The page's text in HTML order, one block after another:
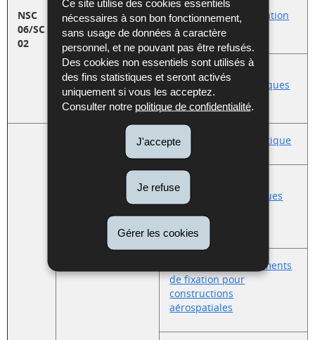
Ce site utilise des cookies essentiels
nécessaires à son bon fonctionnement,
sans usage de données à caractère
personnel, et ne pouvant pas être refusés.
Des cookies non essentiels sont utilisés à
des fins statistiques et seront activés
uniquement si vous les acceptez.
Consulter notre politique de confidentialité.
J'accepte
Je refuse
Gérer les cookies
NSC
06/SC
02
Earth
observation and
observational
astronomy
CEN/TC 287 - Information
géographique
ISO/TC 172/SC 6 -
Instruments géodésiques
et d'observation
ASD-STAN - Aéronautique
Installations électriques
aérospatiales
ISO/TC 20/SC 4 - Éléments
de fixation pour
constructions
aérospatiales